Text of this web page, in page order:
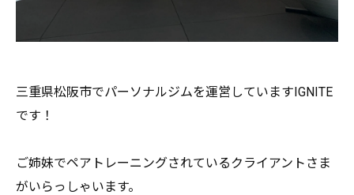
三重県松阪市でパーソナルジムを運営していますIGNITE
です ！
ご姉妹でペアトレーニングされているクライアントさま
がいらっしゃいます。